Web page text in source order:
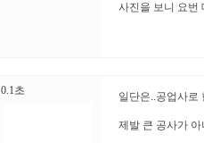
사진을 보니 요번
0.1초 일단은..공업사로
제발 큰 공사가